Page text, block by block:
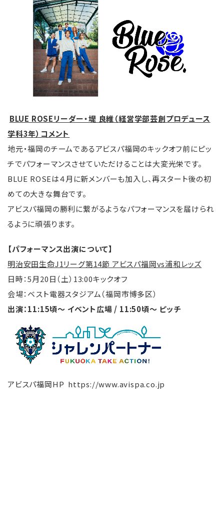
BLUE ROSEリーダー・堤 良維（経営学部芸創プロデュース
学科3年）コメント
地元・福岡のチームであるアビスパ福岡のキックオフ前にピッ
チでパフォーマンスさせていただけることは大変光栄です。
BLUE ROSEは４月に新メンバーも加入し、再スタート後の初
めての大きな舞台です。
アビスパ福岡の勝利に繋がるようなパフォーマンスを届けられ
るように頑張ります。
【パフォーマンス出演について】
明治安田生命J1リーグ第14節 アビスパ福岡vs浦和レッズ
日時：5月20日（土）13:00キックオフ
会場：ベスト電器スタジアム（福岡市博多区）
出演：11:15頃〜 イベント広場 / 11:50頃〜 ピッチ
アビスパ福岡HP https://www.avispa.co.jp